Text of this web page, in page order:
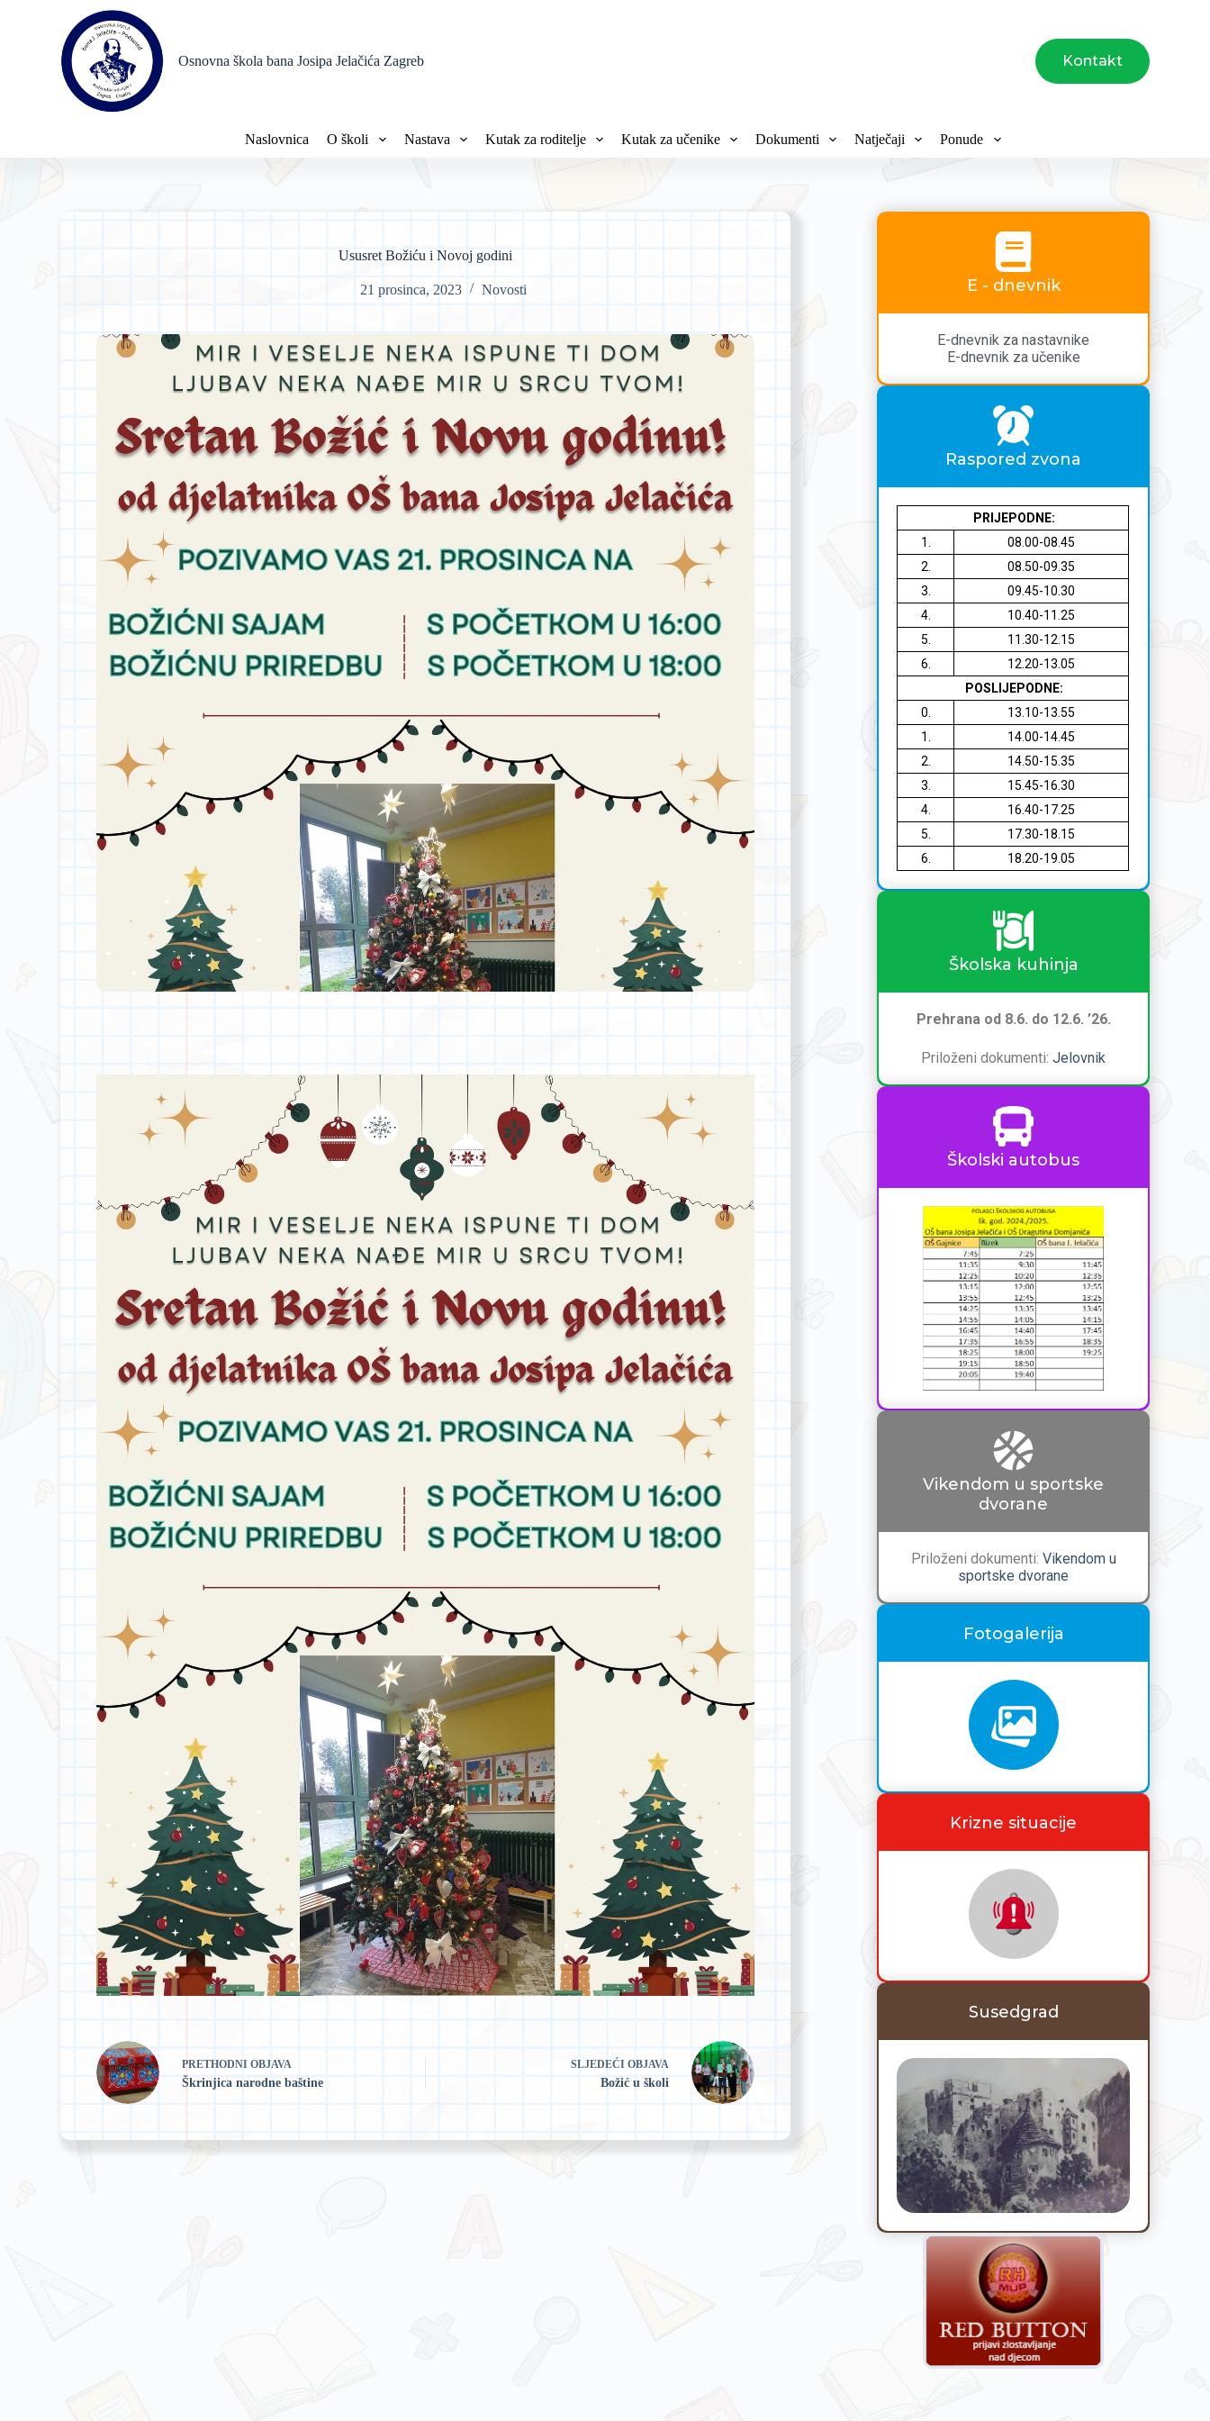
Osnovna škola bana Josipa Jelačića Zagreb Kontakt
Naslovnica O školi Nastava Kutak za roditelje Kutak za učenike Dokumenti Natječaji Ponude
Ususret Božiću i Novoj godini
21 prosinca, 2023 Novosti
PRETHODNIOBJAVA
Škrinjica narodne baštine
SLJEDEĆI OBJAVA
Božić u školi
E - dnevnik
E-dnevnik za nastavnike
E-dnevnik za učenike
Raspored zvona
PRIJEPODNE:
1.
08.00-08.45
2.
08.50-09.35
3.
09.45-10.30
4.
10.40-11.25
5.
11.30-12.15
6.
12.20-13.05
POSLIJEPODNE:
0.
13.10-13.55
1.
14.00-14.45
2.
14.50-15.35
3.
15.45-16.30
4.
16.40-17.25
5.
17.30-18.15
6.
18.20-19.05
Školska kuhinja
Prehrana od 8.6. do 12.6. ’26.
Priloženi dokumenti:Jelovnik
Školski autobus
Vikendom u sportske
dvorane
Priloženi dokumenti: Vikendom u
sportske dvorane
Fotogalerija
Krizne situacije
Susedgrad